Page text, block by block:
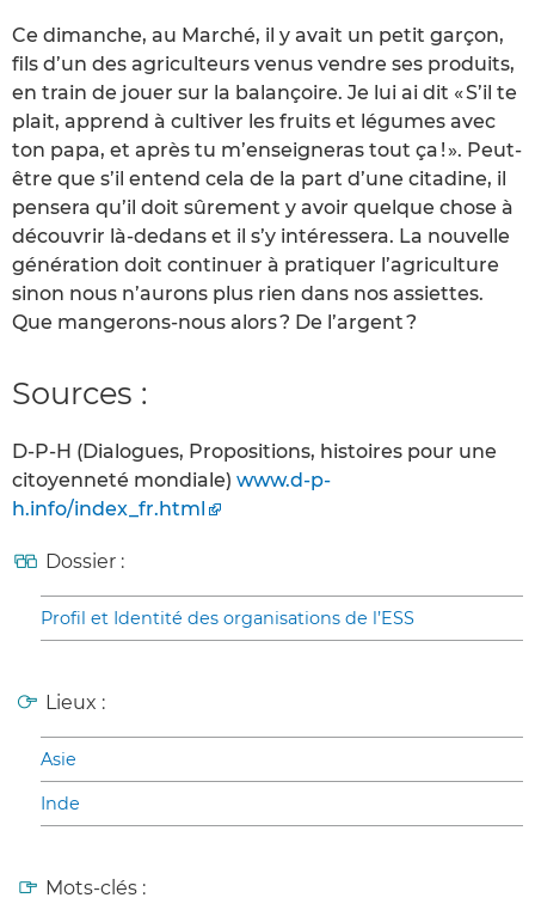
Ce dimanche, au Marché, il y avait un petit garçon,
fils d’un des agriculteurs venus vendre ses produits,
en train de jouer sur la balançoire. Je lui ai dit « S’il te
plait, apprend à cultiver les fruits et légumes avec
ton papa, et après tu m’enseigneras tout ça ! ». Peut-
être que s’il entend cela de la part d’une citadine, il
pensera qu’il doit sûrement y avoir quelque chose à
découvrir là-dedans et il s’y intéressera. La nouvelle
génération doit continuer à pratiquer l’agriculture
sinon nous n’aurons plus rien dans nos assiettes.
Que mangerons-nous alors ? De l’argent ?
Sources :
D-P-H (Dialogues, Propositions, histoires pour une
citoyenneté mondiale) www.d-p-
h.info/index_fr.html
Dossier :
Profil et Identité des organisations de l’ESS
Lieux :
Asie
Inde
Mots-clés :